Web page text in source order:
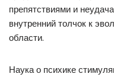
препятствиями и
внутренний толчок к
области.
Наука о психике